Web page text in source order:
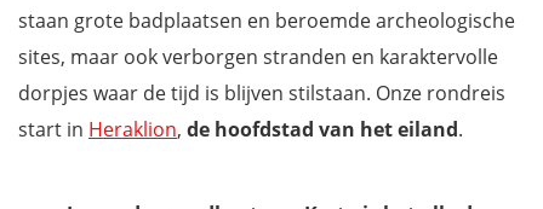
staan grote badplaatsen en beroemde archeologische
sites, maar ook verborgen stranden en karaktervolle
dorpjes waar de tijd is blijven stilstaan. Onze rondreis
start in Heraklion, de hoofdstad van het eiland.